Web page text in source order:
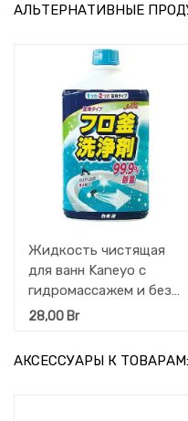
АЛЬТЕРНАТИВНЫЕ
Жидкость чистящая
для ванн Kaneyo с
гидромассажем и без,
с антибактериальным
28,00 Br
АКСЕССУАРЫ К ТОВАРАМ: